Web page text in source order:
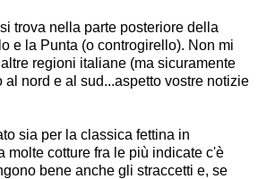
trova nella parte posteriore della
e la Punta (o controgirello). Non mi
regioni italiane (ma sicuramente
al nord e al sud...aspetto vostre notizie
sia per la classica fettina in
molte cotture fra le più indicate c'è
bene anche gli straccetti e, se